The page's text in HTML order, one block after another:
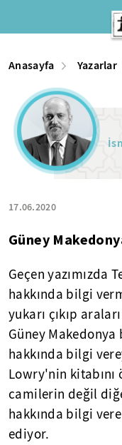
Anasayfa Yazarlar
17.06.2020
Güney
Geçen yazımızda
hakkında bilgi
yukarı çıkıp
Güney
hakkında bilgi
Lowry'nin
camilerin değil
hakkında bilgi
ediyor.